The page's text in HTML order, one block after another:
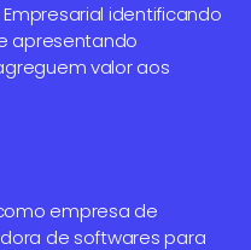
identificando
apresentando
valor aos
empresa de
de softwares para